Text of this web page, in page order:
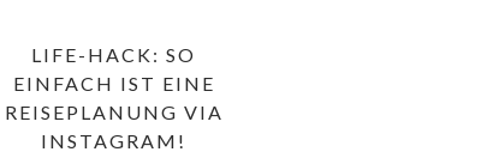
LIFE-HACK: SO
EINFACH IST EINE
REISEPLANUNG VIA
INSTAGRAM!